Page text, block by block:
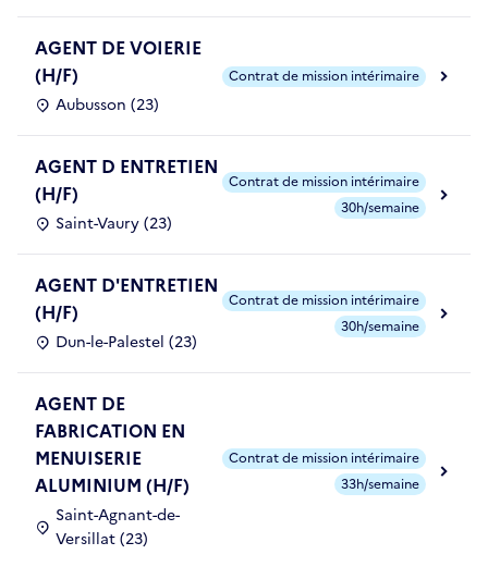
AGENT DE VOIERIE
(H/F)
Aubusson (23)
Contrat de mission intérimaire
AGENT D ENTRETIEN
(H/F)
Saint-Vaury (23)
Contrat de mission intérimaire
30h/semaine
AGENT D'ENTRETIEN
(H/F)
Dun-le-Palestel (23)
Contrat de mission intérimaire
30h/semaine
AGENT DE
FABRICATION EN
MENUISERIE
ALUMINIUM (H/F)
Saint-Agnant-de-
Versillat (23)
Contrat de mission intérimaire
33h/semaine